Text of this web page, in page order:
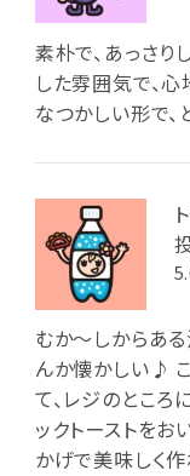
素朴で、あっさり
した雰囲気で、
なつかしい形で、
むか～しからあ
んか懐かしい♪
て、レジのところ
ックトーストをお
かげで美味しく